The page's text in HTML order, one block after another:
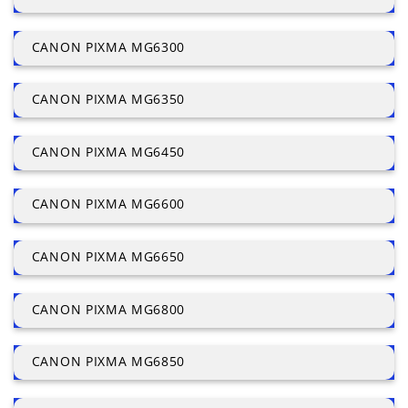
CANON PIXMA MG6300
CANON PIXMA MG6350
CANON PIXMA MG6450
CANON PIXMA MG6600
CANON PIXMA MG6650
CANON PIXMA MG6800
CANON PIXMA MG6850